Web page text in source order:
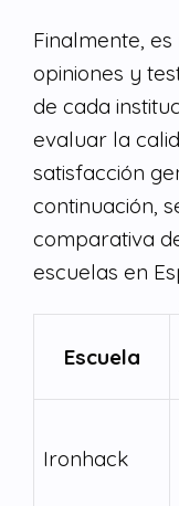
Finalmente,
opiniones y
de cada
evaluar la
satisfacción
continuación,
comparativa
escuelas en
Escuela
Ironhack